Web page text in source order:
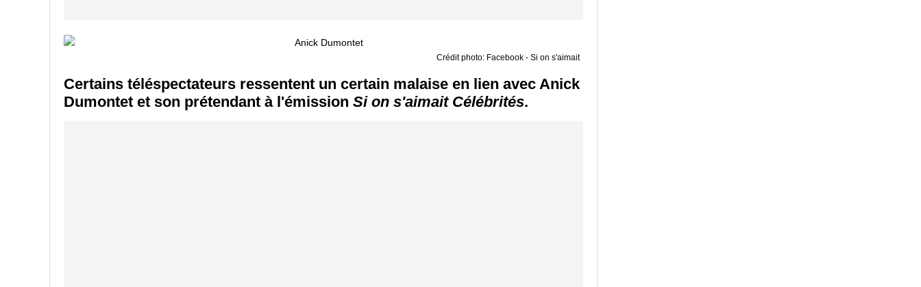
Crédit photo: Facebook - Si on s'aimait
Certains téléspectateurs ressentent un certain malaise en lien avec Anick
Dumontet et son prétendant à l'émission Si on s'aimait Célébrités.